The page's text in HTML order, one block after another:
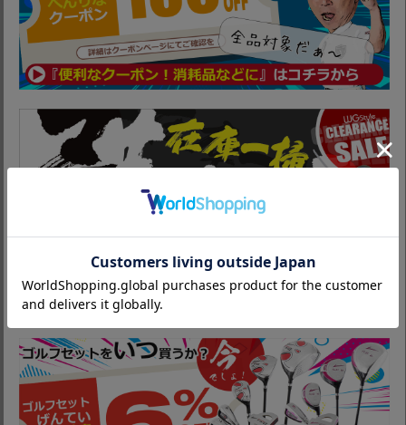
さらにお得！只今クーポン配布中！！